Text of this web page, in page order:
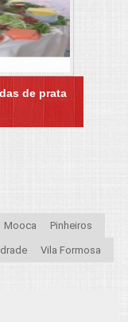
de prata
Mooca Pinheiros
Vila Formosa